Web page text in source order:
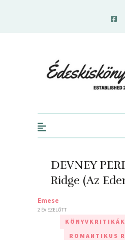
DEVNEY
Ridge (Az
Emese
2 ÉV EZELŐTT
KÖNYVKRITIKÁK
ROMANTIKUS